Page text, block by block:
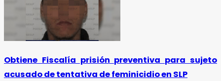
Obtiene Fiscalía prisión preventiva para sujeto
acusado de tentativa de feminicidio en SLP